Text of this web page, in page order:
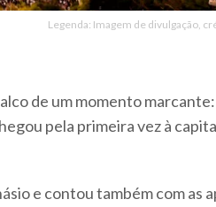
Legenda: Imagem de divulgação,
de um momento
pela primeira vez à
e contou também com as